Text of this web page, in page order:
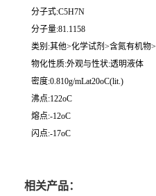
分子式:C5H7N
分子量:81.1158
类别:其他>化学试剂>含氮有机物>
物化性质:外观与性状:透明液体
密度:0.810g/mLat20oC(lit.)
沸点:122oC
熔点:-12oC
闪点:-17oC
相关产品：